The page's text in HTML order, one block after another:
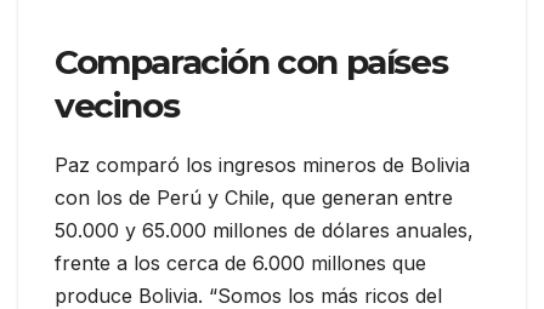
Comparación con países
vecinos
Paz comparó los ingresos mineros de Bolivia
con los de Perú y Chile, que generan entre
50.000 y 65.000 millones de dólares anuales,
frente a los cerca de 6.000 millones que
produce Bolivia. “Somos los más ricos del